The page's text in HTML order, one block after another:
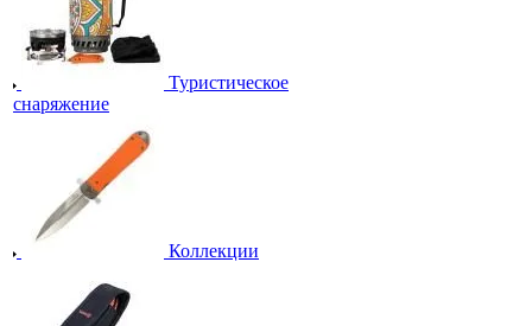
Туристическое
снаряжение
Коллекции